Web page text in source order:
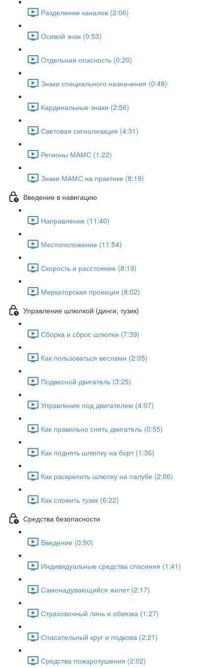
Разделение каналов (2:06)
Осевой знак (0:53)
Отдельная опасность (0:20)
Знаки специального назначения (0:48)
Кардинальные знаки (2:56)
Световая сигнализация (4:31)
Регионы МАМС (1:22)
Знаки МАМС на практике (8:19)
Введение в навигацию
Направление (11:40)
Местоположение (11:54)
Скорость и расстояние (8:19)
Меркаторская проекция (8:02)
Управление шлюпкой (динги, тузик)
Сборка и сброс шлюпки (7:39)
Как пользоваться веслами (2:05)
Подвесной двигатель (3:25)
Управление под двигателем (4:07)
Как правильно снять двигатель (0:55)
Как поднять шлюпку на борт (1:36)
Как раскрепить шлюпку на палубе (2:06)
Как сложить тузик (6:22)
Средства безопасности
Введение (0:50)
Индивидуальные средства спасения (1:41)
Самонадувающийся жилет (2:17)
Страховочный линь и обвязка (1:27)
Спасательный круг и подкова (2:21)
Средства пожаротушения (2:02)